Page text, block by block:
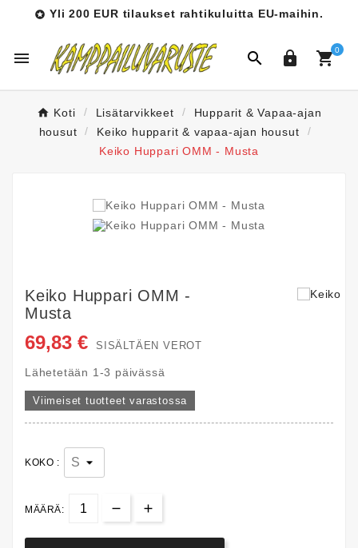
 Yli 200 EUR tilaukset rahtikuluitta EU-maihin.
   0
Koti Lisätarvikkeet
Hupparit & Vapaa-ajan
housut
Keiko hupparit & vapaa-ajan housut
Keiko Huppari OMM - Musta
Keiko Huppari OMM -
Musta
69,83 € SISÄLTÄEN VEROT
Lähetetään 1-3 päivässä
Viimeiset tuotteet varastossa
KOKO :
MÄÄRÄ: